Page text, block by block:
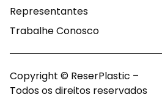
Representantes
Trabalhe Conosco
Copyright © ReserPlastic –
Todos os direitos reservados